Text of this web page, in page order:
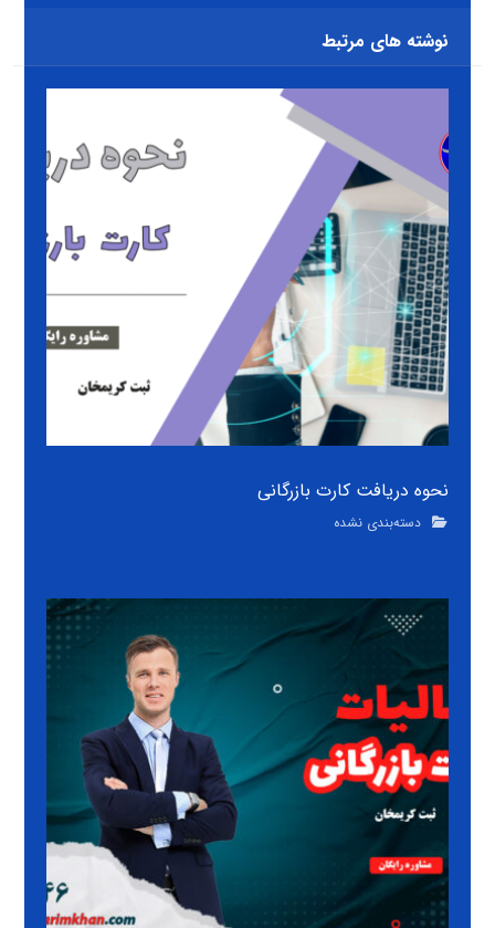
نوشته های مرتبط
نحوه دریافت کارت بازرگانی
دسته‌بندی نشده